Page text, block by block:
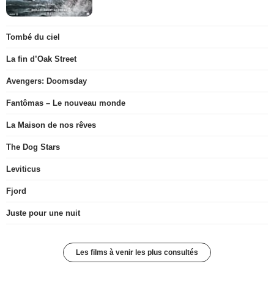
Tombé du ciel
La fin d’Oak Street
Avengers: Doomsday
Fantômas – Le nouveau monde
La Maison de nos rêves
The Dog Stars
Leviticus
Fjord
Juste pour une nuit
Les films à venir les plus consultés